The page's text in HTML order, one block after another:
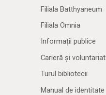
Filiala Batthyaneum
Filiala Omnia
Informații publice
Carieră și voluntariat
Turul bibliotecii
Manual de identitate